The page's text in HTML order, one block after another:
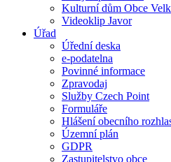
Kulturní dům Obce
Videoklip Javor
Úřad
Úřední deska
e-podatelna
Povinné informace
Zpravodaj
Služby Czech Point
Formuláře
Hlášení obecního
Územní plán
GDPR
Zastupitelstvo obce